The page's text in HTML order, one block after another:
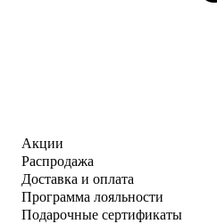
Акции
Распродажа
Доставка и оплата
Программа лояльности
Подарочные сертификаты